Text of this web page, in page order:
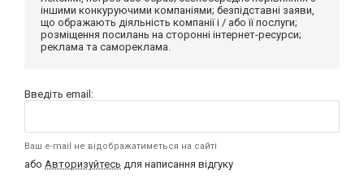
іншими конкуруючими компаніями; безпідставні заяви,
що ображають діяльність компанії і / або її послуги;
розміщення посилань на сторонні інтернет-ресурси;
реклама та самореклама.
Введіть email:
Ваш e-mail не відображатиметься на сайті
або Авторизуйтесь для написання відгуку